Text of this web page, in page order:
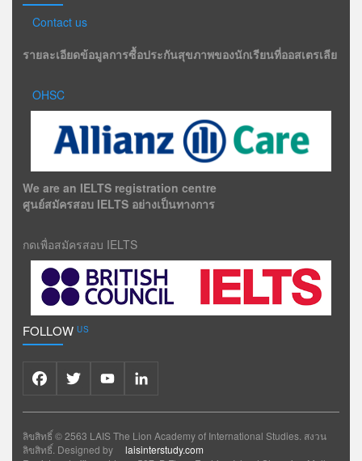
Contact us
รายละเอียดข้อมูลการซื้อประกันสุขภาพของนักเรียนที่ออสเตรเลีย
OHSC
We are an IELTS registration centre
ศูนย์สมัครสอบ IELTS อย่างเป็นทางการ
กดเพื่อสมัครสอบ IELTS
FOLLOWUS
ลิขสิทธิ์ © 2563 LAIS The Lion Academy of International Studies. สงวน
ลิขสิทธิ์. Designed by
laisinterstudy.com